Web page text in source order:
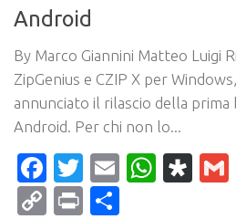
Android
By Marco Giannini Matteo Luigi
ZipGenius e CZIP X per
annunciato il rilascio della prima
Android. Per chi non lo...
Facebook
Twitter
Email
CopyPrint